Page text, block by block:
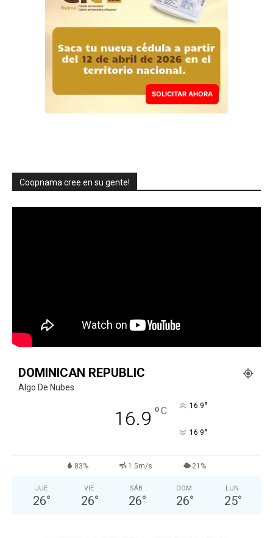
SOLICITAR AHORA
Coopnama cree en su gente!
DOMINICAN REPUBLIC
Algo De Nubes
16.9 °C 16.9°
16.9°
83% 1.5m/s 21%
JUE
26°
VIE
26°
SÁB
26°
DOM
26°
LUN
25°